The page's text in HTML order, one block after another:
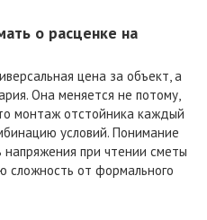
о расценке на
цена за объект, а
Она меняется не потому,
монтаж отстойника каждый
условий. Понимание
при чтении сметы
сложность от формального